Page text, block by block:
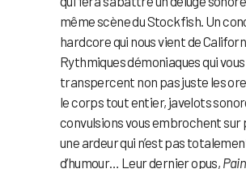
même scène du Stockfish. Un
hardcore qui nous vient de
Rythmiques démoniaques qui vous
transpercent non pas juste les
le corps tout entier, javelots
convulsions vous embrochent sur
une ardeur qui n’est pas
d’humour… Leur dernier opus,